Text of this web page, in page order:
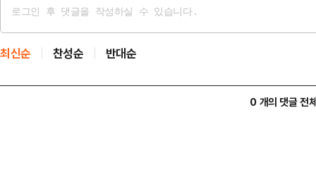
최신순 찬성순 반대순
0 개의 댓글 전